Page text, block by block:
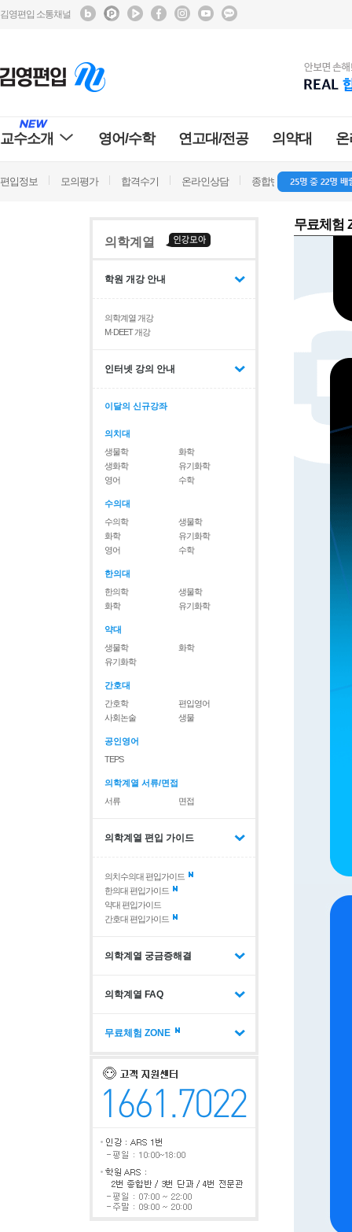
김영편입 소통채널
교수소개 영어/수학 연고대/전공 의약대
편입정보 모의평가 합격수기 온라인상담 종합반 방문상담
의학계열
학원 개강 안내
의학계열 개강
M·DEET 개강
인터넷 강의 안내
이달의 신규강좌
의치대
생물학
화학
생화학
유기화학
영어
수학
수의대
수의학
생물학
화학
유기화학
영어
수학
한의대
한의학
생물학
화학
유기화학
약대
생물학
화학
유기화학
간호대
간호학
편입영어
사회논술
생물
공인영어
TEPS
의학계열 서류/면접
서류
면접
의학계열 편입 가이드
의치수의대 편입가이드
한의대 편입가이드
약대 편입가이드
간호대 편입가이드
의학계열 궁금증해결
의학계열 FAQ
무료체험 ZONE
무료체험